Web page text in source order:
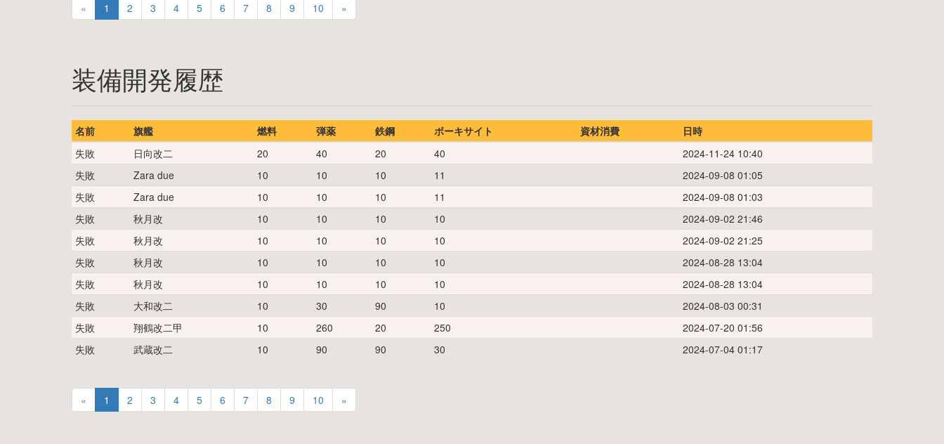
« 1 2 3 4 5 6 7 8 9 10 »
装備開発履歴
名前 旗艦 燃料 弾薬 鉄鋼 ボーキサイト 資材消費
日時
失敗
日向改二 20 40 20 40
2024-11-24 10:40
失敗
Zara due 10 10 10 11
2024-09-08 01:05
失敗
Zara due 10 10 10 11
2024-09-08 01:03
失敗
秋月改 10 10 10 10
2024-09-02 21:46
失敗
秋月改 10 10 10 10
2024-09-02 21:25
失敗
秋月改 10 10 10 10
2024-08-28 13:04
失敗
秋月改 10 10 10 10
2024-08-28 13:04
失敗
大和改二 10 30 90 10
2024-08-03 00:31
失敗
翔鶴改二甲 10 260 20 250
2024-07-20 01:56
失敗
武蔵改二 10 90 90 30 2024-07-04 01:17
« 1 2 3 4 5 6 7 8 9 10 »